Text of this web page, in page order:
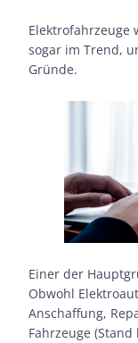
Elektrofahrzeuge
sogar im Trend,
Gründe.
Einer der
Obwohl
Anschaffung,
Fahrzeuge